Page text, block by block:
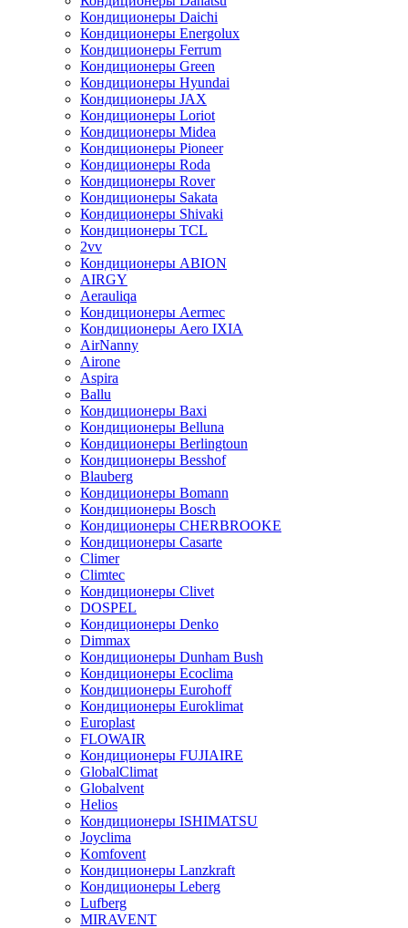
Кондиционеры Daichi
Кондиционеры Energolux
Кондиционеры Ferrum
Кондиционеры Green
Кондиционеры Hyundai
Кондиционеры JAX
Кондиционеры Loriot
Кондиционеры Midea
Кондиционеры Pioneer
Кондиционеры Roda
Кондиционеры Rover
Кондиционеры Sakata
Кондиционеры Shivaki
Кондиционеры TCL
2vv
Кондиционеры ABION
AIRGY
Aerauliqa
Кондиционеры Aermec
Кондиционеры Aero IXIA
AirNanny
Airone
Aspira
Ballu
Кондиционеры Baxi
Кондиционеры Belluna
Кондиционеры Berlingtoun
Кондиционеры Besshof
Blauberg
Кондиционеры Bomann
Кондиционеры Bosch
Кондиционеры CHERBROOKE
Кондиционеры Casarte
Climer
Climtec
Кондиционеры Clivet
DOSPEL
Кондиционеры Denko
Dimmax
Кондиционеры Dunham Bush
Кондиционеры Ecoclima
Кондиционеры Eurohoff
Кондиционеры Euroklimat
Europlast
FLOWAIR
Кондиционеры FUJIAIRE
GlobalClimat
Globalvent
Helios
Кондиционеры ISHIMATSU
Joyclima
Komfovent
Кондиционеры Lanzkraft
Кондиционеры Leberg
Lufberg
MIRAVENT